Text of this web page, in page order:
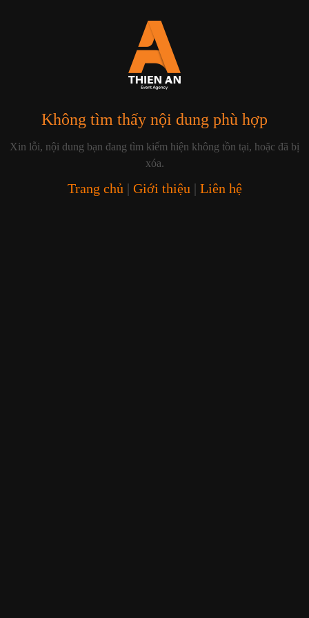
Không tìm thấy nội dung phù hợp
Xin lỗi, nội dung bạn đang tìm kiếm hiện không tồn tại, hoặc đã bị
xóa.
Trang chủ | Giới thiệu | Liên hệ